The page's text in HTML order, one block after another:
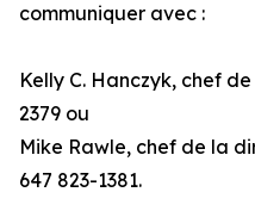
communiquer avec :
Kelly C. Hanczyk, chef
2379 ou
Mike Rawle, chef de la
647 823-1381.